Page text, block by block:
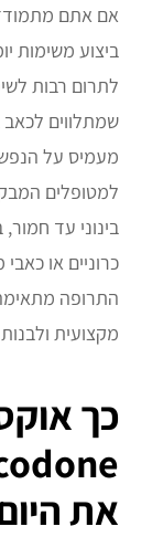
אם אתם
ביצוע משימות
לתרום רבות
שמתלווים לכאב
מעמיס על הנפש
למטופלים
בינוני עד חמור,
כרוניים או
התרופה
מקצועית
את